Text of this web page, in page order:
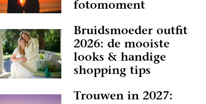
fotomoment
Bruidsmoeder outfit
2026: de mooiste
looks & handige
shopping tips
Trouwen in 2027: